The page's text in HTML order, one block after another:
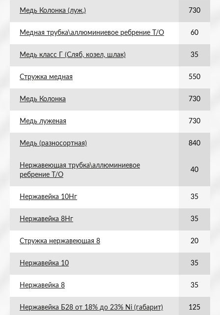
Медь Колонка (луж.) 730
Медная трубка\аллюминиевое ребрение Т/О 60
Медь класс Г (Сляб, козел, шлак) 35
Стружка медная 550
Медь Колонка 730
Медь луженая 730
Медь (разносортная) 840
Нержавеющая трубка\аллюминиевое
ребрение Т/О
40
Нержавейка 10Нг 35
Нержавейка 8Нг 35
Стружка нержавеющая 8 20
Нержавейка 10 35
Нержавейка 8 35
Нержавейка Б28 от 18% до 23% Ni (габарит) 125